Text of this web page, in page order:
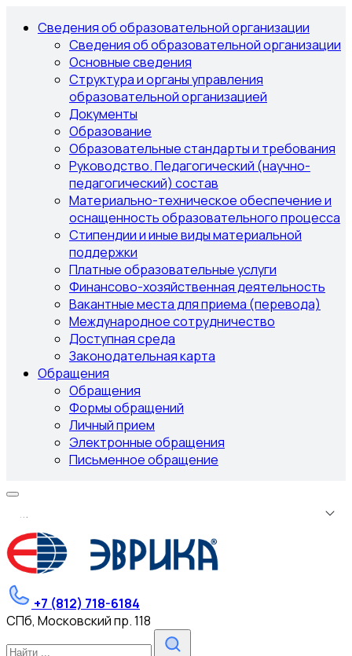
Сведения об образовательной организации
Сведения об образовательной организации
Основные сведения
Структура и органы управления
образовательной организацией
Документы
Образование
Образовательные стандарты и требования
Руководство. Педагогический (научно-
педагогический) состав
Материально-техническое обеспечение и
оснащенность образовательного процесса
Стипендии и иные виды материальной
поддержки
Платные образовательные услуги
Финансово-хозяйственная деятельность
Вакантные места для приема (перевода)
Международное сотрудничество
Доступная среда
Законодательная карта
Обращения
Обращения
Формы обращений
Личный прием
Электронные обращения
Письменное обращение
...
+7 (812) 718-6184
СПб, Московский пр. 118